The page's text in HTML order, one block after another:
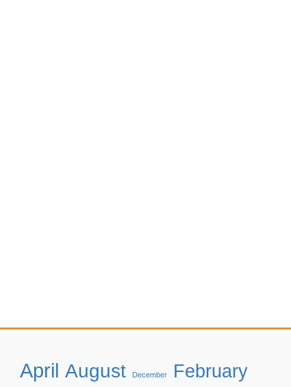
April August December February